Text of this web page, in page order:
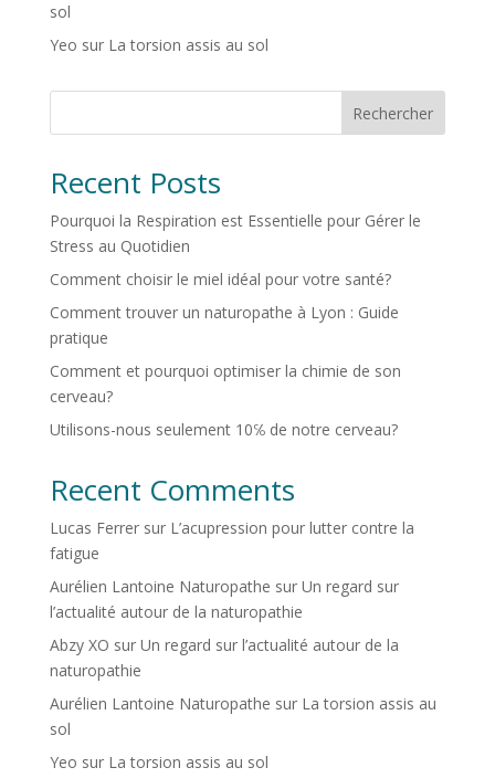
sol
Yeo sur La torsion assis au sol
Rechercher
Recent Posts
Pourquoi la Respiration est Essentielle pour Gérer le
Stress au Quotidien
Comment choisir le miel idéal pour votre santé?
Comment trouver un naturopathe à Lyon : Guide
pratique
Comment et pourquoi optimiser la chimie de son
cerveau?
Utilisons-nous seulement 10℅ de notre cerveau?
Recent Comments
Lucas Ferrersur L’acupression pour lutter contre la
fatigue
Aurélien Lantoine Naturopathe sur Un regard sur
l’actualité autour de la naturopathie
Abzy XO sur Un regard sur l’actualité autour de la
naturopathie
Aurélien Lantoine Naturopathe sur La torsion assis au
sol
Yeo sur La torsion assis au sol